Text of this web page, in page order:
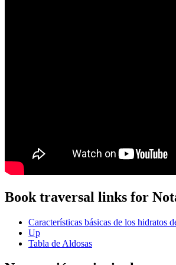
Book traversal links for
Características básicas de los hidratos
Up
Tabla de Aldosas